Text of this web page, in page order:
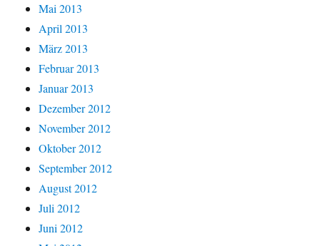
Mai 2013
April 2013
März 2013
Februar 2013
Januar 2013
Dezember 2012
November 2012
Oktober 2012
September 2012
August 2012
Juli 2012
Juni 2012